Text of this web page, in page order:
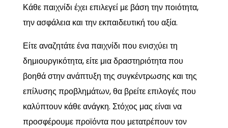
Κάθε παιχνίδι έχει επιλεγεί με βάση την ποιότητα,
την ασφάλεια και την εκπαιδευτική του αξία.
Είτε αναζητάτε ένα παιχνίδι που ενισχύει τη
δημιουργικότητα, είτε μια δραστηριότητα που
βοηθά στην ανάπτυξη της συγκέντρωσης και της
επίλυσης προβλημάτων, θα βρείτε επιλογές που
καλύπτουν κάθε ανάγκη. Στόχος μας είναι να
προσφέρουμε προϊόντα που μετατρέπουν τον